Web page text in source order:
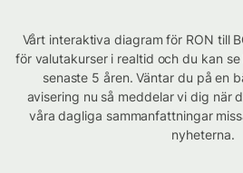
Vårt interaktiva diagram för RON till
för valutakurser i realtid och du kan
senaste 5 åren. Väntar du på en
avisering nu så meddelar vi dig när
våra dagliga sammanfattningar
nyheterna.